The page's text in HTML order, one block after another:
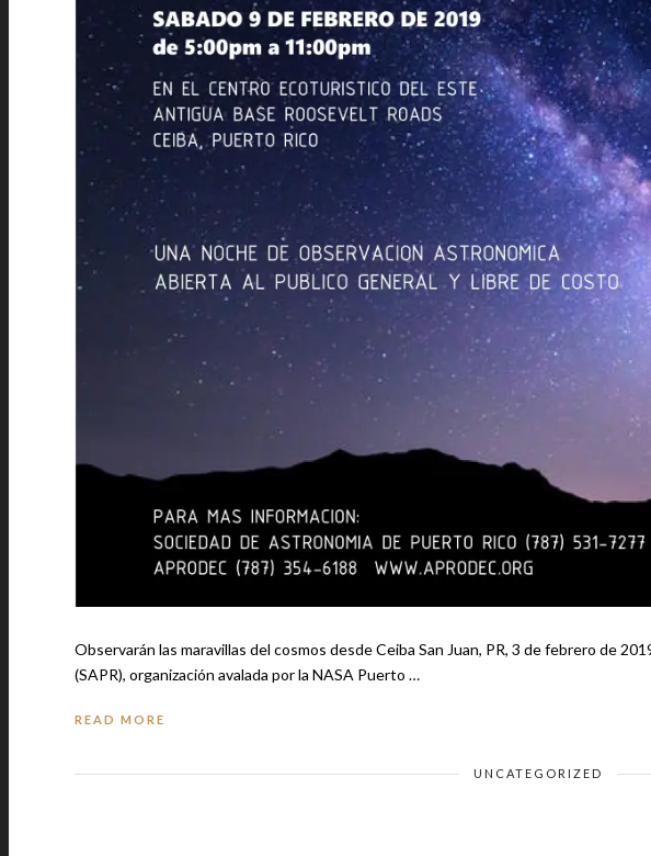
Observarán las maravillas del cosmos desde Ceiba San Juan, PR, 3 de febrero de
(SAPR), organización avalada por la NASA Puerto …
READ MORE
UNCATEGORIZED